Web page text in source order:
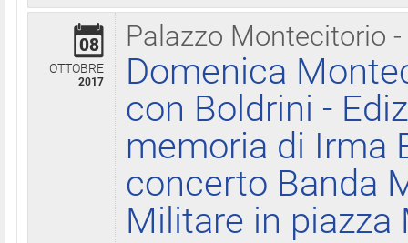
Palazzo Montecitorio
08
OTTOBRE
2017
Domenica
con Boldrini -
memoria di Irma
concerto Banda
Militare in